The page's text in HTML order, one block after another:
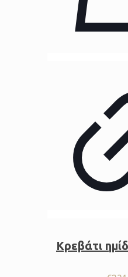
Κρεβάτι